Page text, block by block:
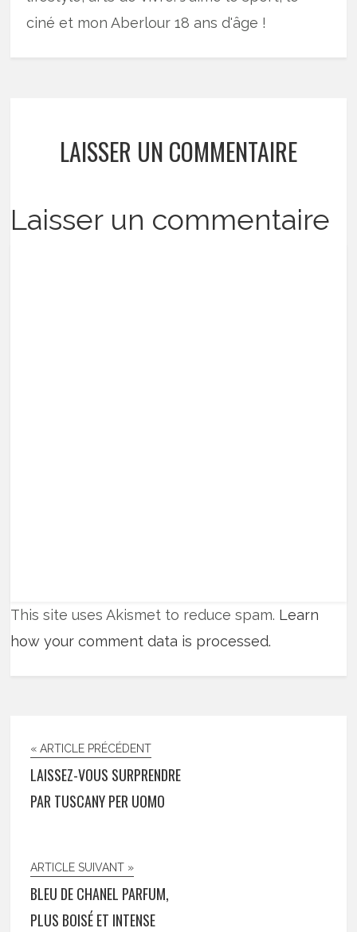
ciné et mon Aberlour 18 ans d'âge !
LAISSER UN COMMENTAIRE
Laisser un commentaire
This site uses Akismet to reduce spam. Learn
how your comment data is processed.
« ARTICLE PRÉCÉDENT
LAISSEZ-VOUS SURPRENDRE
PAR TUSCANY PER UOMO
ARTICLE SUIVANT »
BLEU DE CHANEL PARFUM,
PLUS BOISÉ ET INTENSE